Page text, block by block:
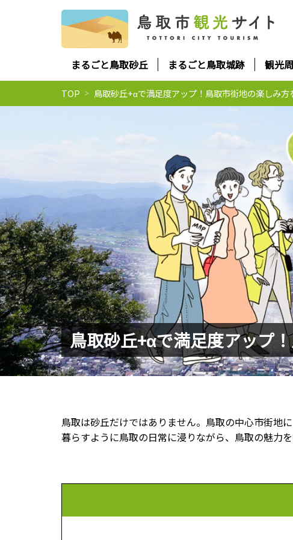
まるごと鳥取砂丘 まるごと鳥取城跡 観光
TOP 鳥取砂丘+αで満足度アップ！鳥取市街地の楽しみ方
鳥取砂丘+αで満足度アップ
鳥取は砂丘だけではありません。鳥取の中心市街地
暮らすように鳥取の日常に浸りながら、鳥取の魅力